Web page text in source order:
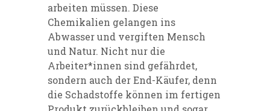
arbeiten müssen. Diese
Chemikalien gelangen ins
Abwasser und vergiften Mensch
und Natur. Nicht nur die
Arbeiter*innen sind gefährdet,
sondern auch der End-Käufer, denn
die Schadstoffe können im fertigen